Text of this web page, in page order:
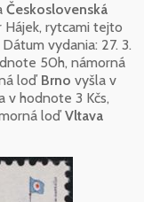
Československá
Hájek, rytcami tejto
vydania: 27. 3.
50h, námorná
loď Brno vyšla v
v hodnote 3 Kčs,
loď Vltava